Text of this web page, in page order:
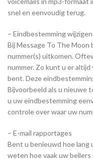
snel en eenvoudig terug.
– Eindbestemming wijzigen
Bij Message To The
nummer(s) uitkomen.
nummer. Zo kunt u er
bent. Deze
Bijvoorbeeld als u nieuwe
u uw eindbestemming
controle over waar uw
– E-mail rapportages
Bent u benieuwd hoe lang
weten hoe vaak uw